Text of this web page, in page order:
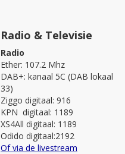
Radio & Televisie
Radio
Ether: 107.2 Mhz
DAB+: kanaal 5C (DAB lokaal
33)
Ziggo digitaal: 916
KPN digitaal: 1189
XS4All digitaal: 1189
Odido digitaal:2192
Of via de livestream